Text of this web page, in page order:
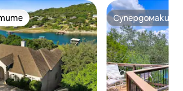
на гостите Супердомакин
Супердомакин